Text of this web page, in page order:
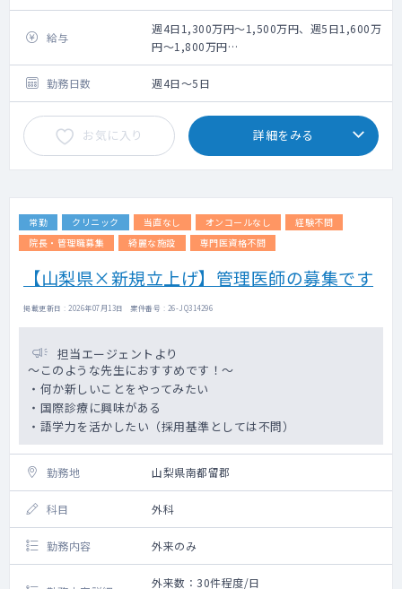
・オンライン診療
・往診(状況により対応の可能性あり)
・保険診療としての一般的な総合診療
給与
週4日1,300万円～1,500万円、週5日1,600万
円～1,800万円
※理事報酬含む。
勤務日数
週4日～5日
お気に入り 詳細をみる
常勤 クリニック 当直なし オンコールなし
経験不問
院長・管理職募集
綺麗な施設 専門医資格不問
【山梨県×新規立上げ】管理医師の募集です
掲載更新日 : 2026年07月13日 案件番号 : 26-JQ314296
担当エージェントより
～このような先生におすすめです！～
・何か新しいことをやってみたい
・国際診療に興味がある
・語学力を活かしたい（採用基準としては不問）
勤務地 山梨県南都留郡
科目 外科
勤務内容 外来のみ
外来数：30件程度/日